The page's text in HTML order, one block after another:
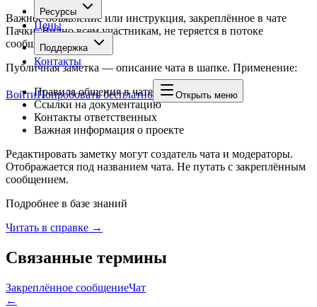
Ресурсы
Цены
Поддержка
Контакты
ВойтиПопробовать бесплатно Открыть меню
Важное объявление или инструкция, закреплённое в чате
Пачки. Видно всем участникам, не теряется в потоке
сообщений
Публичная заметка — описание чата в шапке. Применение:
Правила общения в чате
Ссылки на документацию
Контакты ответственных
Важная информация о проекте
Редактировать заметку могут создатель чата и модераторы.
Отображается под названием чата. Не путать с закреплённым
сообщением.
Подробнее в базе знаний
Читать в справке →
Связанные термины
Закреплённое сообщениеЧат
←